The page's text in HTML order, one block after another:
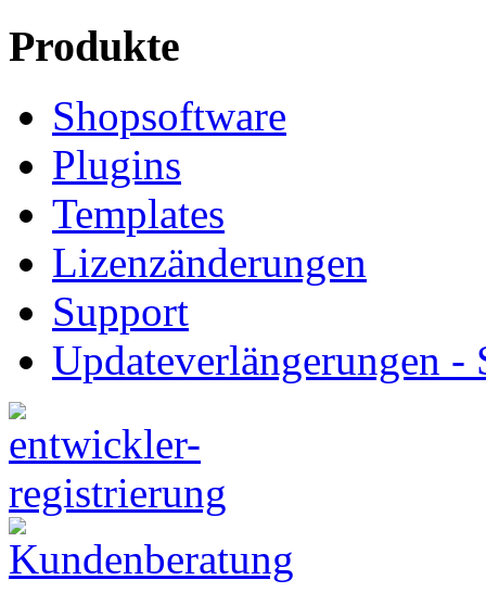
Produkte
Shopsoftware
Plugins
Templates
Lizenzänderungen
Support
Updateverlängerungen -